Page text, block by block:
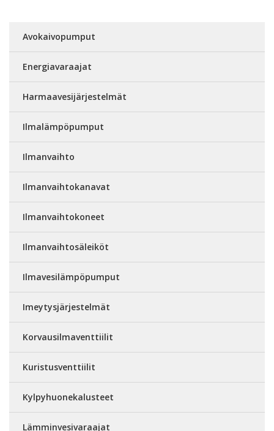
Avokaivopumput
Energiavaraajat
Harmaavesijärjestelmät
Ilmalämpöpumput
Ilmanvaihto
Ilmanvaihtokanavat
Ilmanvaihtokoneet
Ilmanvaihtosäleiköt
Ilmavesilämpöpumput
Imeytysjärjestelmät
Korvausilmaventtiilit
Kuristusventtiilit
Kylpyhuonekalusteet
Lämminvesivaraajat